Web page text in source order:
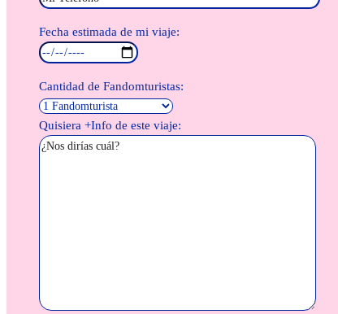
Fecha estimada de mi viaje:
Cantidad de Fandomturistas:
Quisiera +Info de este viaje: